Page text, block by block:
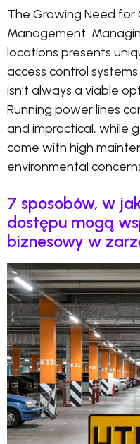
The Growing Need for
Management
locations presents
access control
isn’t always a viable
Running power lines
and impractical, while
come with high
environmental
7 sposobów, w
dostępu mogą
biznesowy w